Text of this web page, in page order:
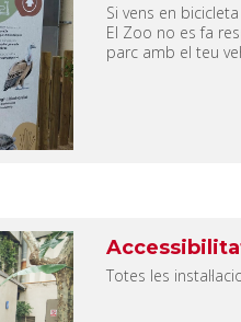
Si vens en
El Zoo no es fa
parc amb el teu
Totes les